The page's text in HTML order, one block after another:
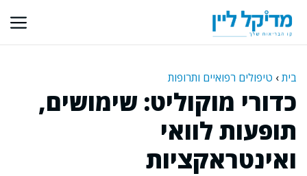
לתוכן
בית› טיפולים רפואיים ותרופות
כדורי מוקוליט: שימושים,
תופעות לוואי
ואינטראקציות